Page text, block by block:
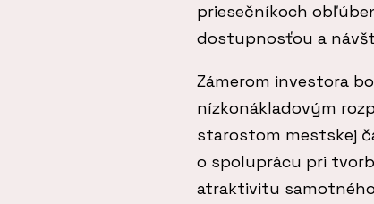
priesečníkoch
dostupnosťou a
Zámerom investora
nízkonákladovým
starostom mestskej
o spoluprácu pri
atraktivitu